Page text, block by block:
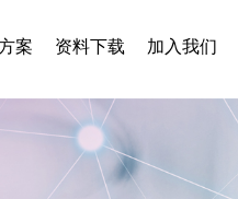
案 资料下载 加入我们